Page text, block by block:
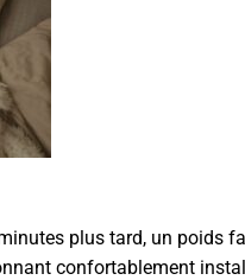
plus tard, un poids
confortablement